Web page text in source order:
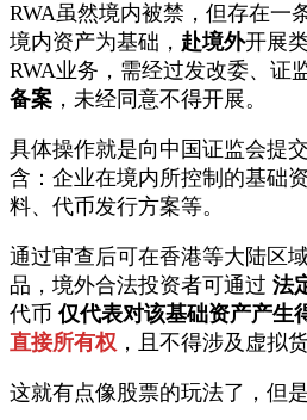
RWA虽然境内被禁，但存在一
境内资产为基础， 赴境外开展
RWA业务，需经过发改委、证
备案 ，未经同意不得开展。
具体操作就是向中国证监会提
含：企业在境内所控制的基础
料、代币发行方案等。
通过审查后可在香港等大陆区
品，境外合法投资者可通过 法
代币仅代表对该基础资产产生
直接所有权 ，且不得涉及虚拟
这就有点像股票的玩法了，但